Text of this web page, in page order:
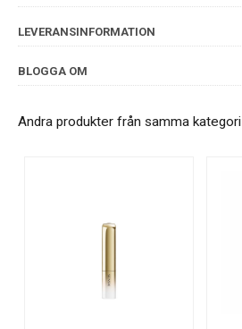
LEVERANSINFORMATION
BLOGGA OM
Andra produkter från samma kategori